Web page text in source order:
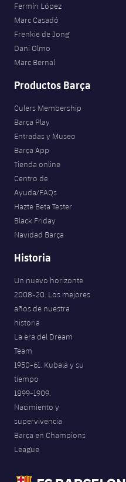
Fermín López
Marc Casadó
Frenkie de Jong
Dani Olmo
Marc Bernal
Productos Barça
Culers Membership
Barça Play
Entradas y Museo
Barça App
Tienda online
Centro de
Ayuda/FAQs
Hazte Beta Tester
Black Friday
Navidad Barça
Historia
Un nuevo horizonte
2008-20. Los mejores
años de nuestra
historia
La era del Dream
Team
1950-61. Kubala y su
tiempo
1899-1909.
Nacimiento y
supervivencia
Barça en Champions
League